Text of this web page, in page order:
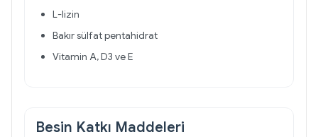
L-lizin
Bakır sülfat pentahidrat
Vitamin A, D3 ve E
Besin Katkı Maddeleri